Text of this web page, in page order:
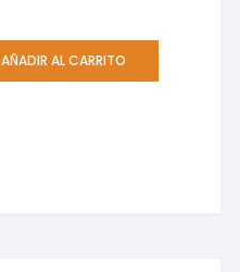
AÑADIR AL CARRITO